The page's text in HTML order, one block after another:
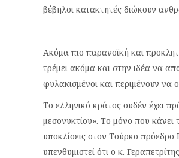
βέβηλοι κατακτητές διώκουν
Ακόμα πιο παρανοϊκή και
τρέμει ακόμα και στην ιδέα να
φυλακισμένοι και περιμένουν να
Το ελληνικό κράτος ουδέν έχει
μεσονυκτίου». Το μόνο που κάνει
υποκλίσεις στον Τούρκο
υπενθυμιστεί ότι ο κ.